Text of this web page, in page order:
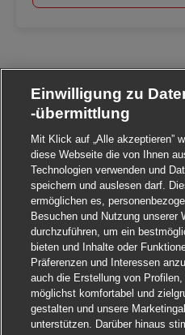
Einwilligung zu
-übermittlung
Mit Klick auf „Alle akzeptieren”
diese Webseite die von Ihnen
Technologien verwenden und
speichern und auslesen darf.
ermöglichen es,
Besuchen und Nutzung unserer
durchzuführen, um ein
bieten und Inhalte oder
Präferenzen und Interessen
auch die Erstellung von
möglichst komfortabel und
gestalten und unsere
unterstützen. Darüber hinaus